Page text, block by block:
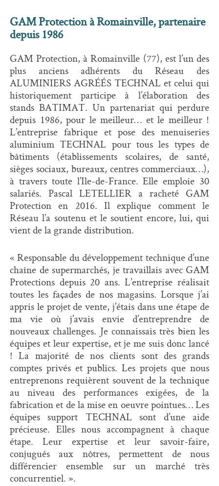
GAM Protection à Romainville, partenaire
depuis 1986
GAM Protection, à Romainville (77), est l’un des
plus anciens adhérents du Réseau des
ALUMINIERS AGRÉÉS TECHNAL et celui qui
historiquement participe à l’élaboration des
stands BATIMAT. Un partenariat qui perdure
depuis 1986, pour le meilleur… et le meilleur !
L’entreprise fabrique et pose des menuiseries
aluminium TECHNAL pour tous les types de
bâtiments (établissements scolaires, de santé,
sièges sociaux, bureaux, centres commerciaux…),
à travers toute l’Ile-de-France. Elle emploie 30
salariés. Pascal LETELLIER a racheté GAM
Protection en 2016. Il explique comment le
Réseau l’a soutenu et le soutient encore, lui, qui
vient de la grande distribution.
« Responsable du développement technique d’une
chaîne de supermarchés, je travaillais avec GAM
Protections depuis 20 ans. L’entreprise réalisait
toutes les façades de nos magasins. Lorsque j’ai
appris le projet de vente, j’étais dans une étape de
ma vie où j’avais envie d’entreprendre de
nouveaux challenges. Je connaissais très bien les
équipes et leur expertise, et je me suis donc lancé
! La majorité de nos clients sont des grands
comptes privés et publics. Les projets que nous
entreprenons requièrent souvent de la technique
au niveau des performances exigées, de la
fabrication et de la mise en oeuvre pointues… Les
équipes support TECHNAL sont d’une aide
précieuse. Elles nous accompagnent à chaque
étape. Leur expertise et leur savoir-faire,
conjugués aux nôtres, permettent de nous
différencier ensemble sur un marché très
concurrentiel. ».